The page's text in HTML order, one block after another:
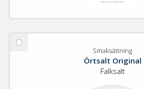
Välj
Smaksättning
Örtsalt Original
Falksalt